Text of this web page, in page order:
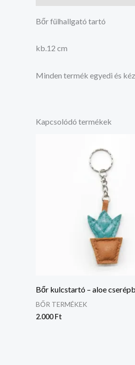
Bőr fülhallgató tartó
kb.12 cm
Minden termék egyedi és
Kapcsolódó termékek
Bőr kulcstartó – aloe
BŐR TERMÉKEK
2.000Ft